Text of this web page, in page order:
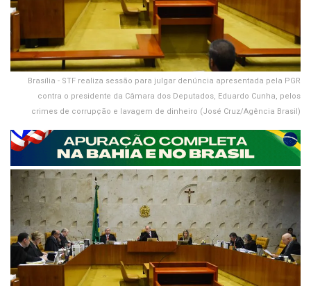
Brasília - STF realiza sessão para julgar denúncia apresentada pela PGR
contra o presidente da Câmara dos Deputados, Eduardo Cunha, pelos
crimes de corrupção e lavagem de dinheiro (José Cruz/Agência Brasil)